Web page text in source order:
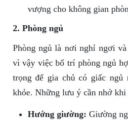
vượng cho không gian
2. Phòng ngủ
Phòng ngủ là nơi nghỉ ngơi
vì vậy việc bố trí phòng ngủ
trọng để gia chủ có giấc ngủ
khỏe. Những lưu ý cần nhớ khi
Hướng giường: Giường